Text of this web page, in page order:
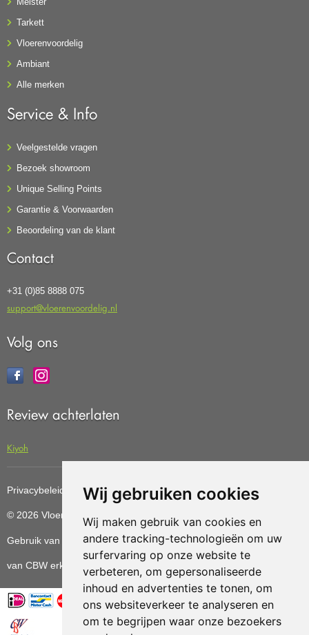
Wij gebruiken cookies
Wij maken gebruik van cookies en
andere tracking-technologieën om uw
surfervaring op onze website te
verbeteren, om gepersonaliseerde
inhoud en advertenties te tonen, om
ons websiteverkeer te analyseren en
om te begrijpen waar onze bezoekers
Tarkett
Vloerenvoordelig
Ambiant
Alle merken
Service & Info
Veelgestelde vragen
Bezoek showroom
Unique Selling Points
Garantie & Voorwaarden
Beoordeling van de klant
Contact
+31 (0)85 8888 075
support@vloerenvoordelig.nl
Volg ons
Review achterlaten
Kiyoh
Privacybeleid Cookiebeleid Update cookies preferences
© 2026 Vloerenvoordelig
Gebruik van deze site betekent dat u dealgemene voorwaarden
van CBW erkende woonwinkels accepteert.